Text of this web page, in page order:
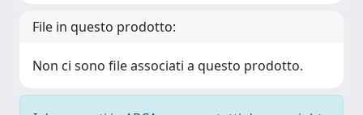
File in questo prodotto:
Non ci sono file associati a questo prodotto.